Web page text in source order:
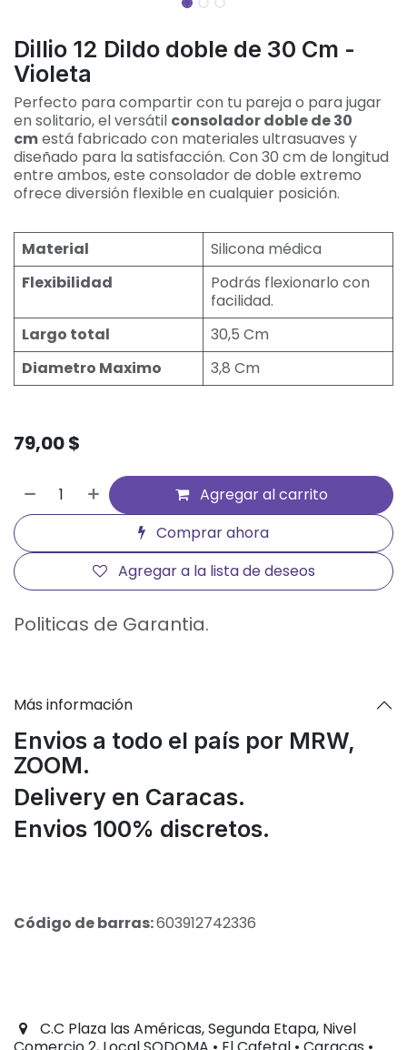
Dillio 12 Dildo doble de 30 Cm -
Violeta
Perfecto para compartir con tu pareja o para jugar
en solitario, el versátil consolador doble de 30
cmestá fabricado con materiales ultrasuaves y
diseñado para la satisfacción. Con 30 cm de longitud
entre ambos, este consolador de doble extremo
ofrece diversión flexible en cualquier posición.
Material
Silicona médica
Flexibilidad
Podrás flexionarlo con
facilidad.
Largo total
30,5 Cm
Diametro Maximo
3,8 Cm
79,00$
Agregar al carrito
Comprar ahora
Agregar a la lista de deseos
Politicas de Garantia.
Más información
Envios a todo el país por MRW,
ZOOM.
Delivery en Caracas.
Envios 100% discretos.
Código de barras:603912742336
C.C Plaza las Américas, Segunda Etapa, Nivel